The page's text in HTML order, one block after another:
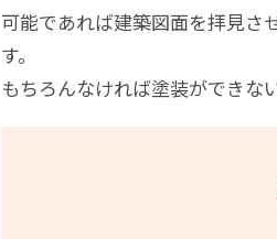
可能であれば建築図面を拝見さ
す。
もちろんなければ塗装ができな